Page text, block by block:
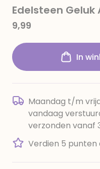
Edelsteen Geluk
9,99
In
Maandag t/m
vandaag
verzonden vanaf
Verdien 5